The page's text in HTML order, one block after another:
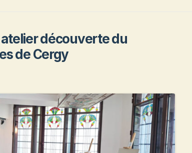
découverte du
de Cergy